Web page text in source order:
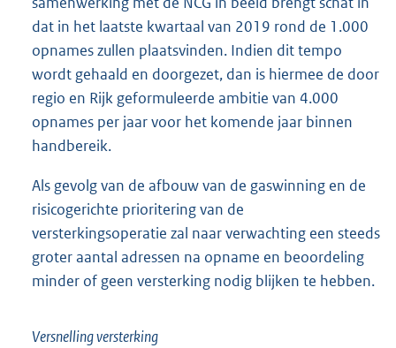
dat in het laatste kwartaal van 2019 rond de 1.000
opnames zullen plaatsvinden. Indien dit tempo
wordt gehaald en doorgezet, dan is hiermee de door
regio en Rijk geformuleerde ambitie van 4.000
opnames per jaar voor het komende jaar binnen
handbereik.
Als gevolg van de afbouw van de gaswinning en de
risicogerichte prioritering van de
versterkingsoperatie zal naar verwachting een steeds
groter aantal adressen na opname en beoordeling
minder of geen versterking nodig blijken te hebben.
Versnelling versterking